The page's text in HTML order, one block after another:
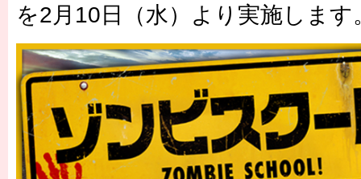
を2月10日（水）より実施します